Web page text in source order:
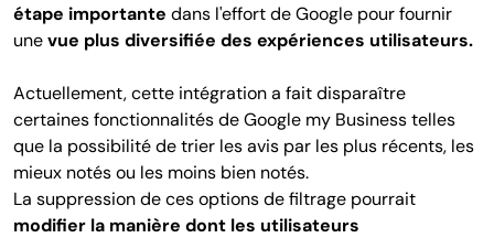
étape importante dans l'effort de Google pour fournir
unevue plus diversifiée des expériences utilisateurs.
Actuellement, cette intégration a fait disparaître
certaines fonctionnalités de Google my Business telles
que la possibilité de trier les avis par les plus récents, les
mieux notés ou les moins bien notés.
La suppression de ces options de filtrage pourrait
modifier la manière dont les utilisateurs